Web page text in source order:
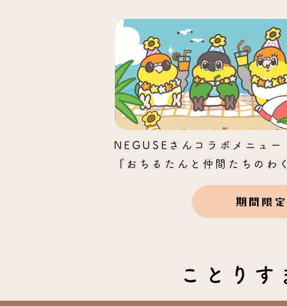
NEGUSEさんコラボメニュー
『おちるたんと仲間たちのわ
期間限
ことり